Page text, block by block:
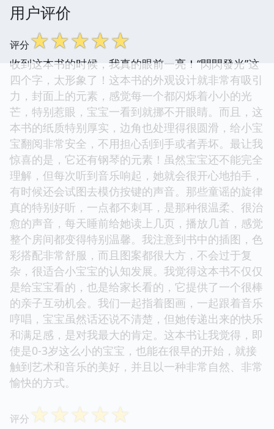
用户评价
评分☆☆☆☆☆
收到这本书的时候，我真的眼前一亮！“閃閃發光”这
四个字，太形象了！这本书的外观设计就非常有吸引
力，封面上的元素，感觉每一个都闪烁着小小的光
芒，特别惹眼，宝宝一看到就挪不开眼睛。而且，这
本书的纸质特别厚实，边角也处理得很圆滑，给小宝
宝翻阅非常安全，不用担心刮到手或者弄坏。最让我
惊喜的是，它还有钢琴的元素！虽然宝宝还不能完全
理解，但每次听到音乐响起，她就会很开心地拍手，
有时候还会试图去模仿按键的声音。那些童谣的旋律
真的特别好听，一点都不刺耳，是那种很温柔、很治
愈的声音，每天睡前给她读上几页，播放几首，感觉
整个房间都变得特别温馨。我注意到书中的插图，色
彩搭配非常舒服，而且图案都很大方，不会过于复
杂，很适合小宝宝的认知发展。我觉得这本书不仅仅
是给宝宝看的，也是给家长看的，它提供了一个很棒
的亲子互动机会。我们一起指着图画，一起跟着音乐
哼唱，宝宝虽然话还说不清楚，但她传递出来的快乐
和满足感，是对我最大的肯定。这本书让我觉得，即
使是0-3岁这么小的宝宝，也能在很早的开始，就接
触到艺术和音乐的美好，并且以一种非常自然、非常
愉快的方式。
评分 ☆☆☆☆☆